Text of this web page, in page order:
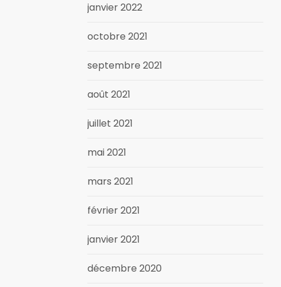
janvier 2022
octobre 2021
septembre 2021
août 2021
juillet 2021
mai 2021
mars 2021
février 2021
janvier 2021
décembre 2020